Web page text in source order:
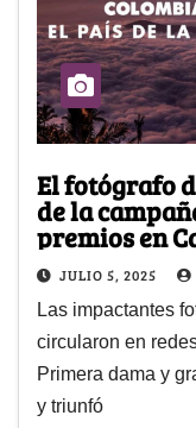
El fotógrafo
de la
premios en
JULIO 5, 2025
Las impactantes
circularon en
Primera dama y
y triunfó